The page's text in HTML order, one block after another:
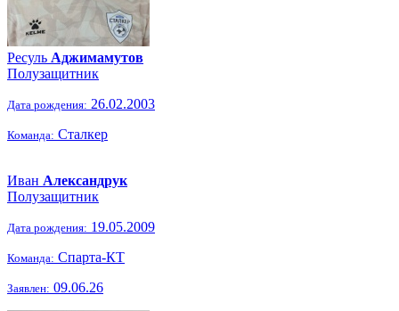
Ресуль Аджимамутов
Полузащитник
Дата рождения: 26.02.2003
Команда: Сталкер
Иван Александрук
Полузащитник
Дата рождения: 19.05.2009
Команда: Спарта-КТ
Заявлен: 09.06.26